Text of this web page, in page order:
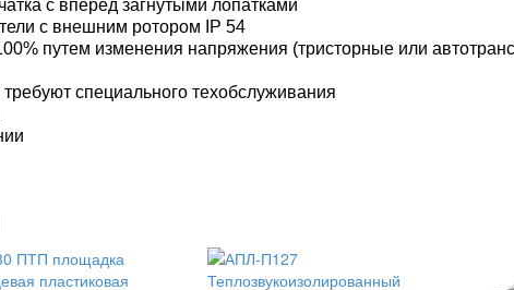
с вперед загнутыми лопатками
с внешним ротором IP 54
путем изменения напряжения (тристорные или
специального техобслуживания